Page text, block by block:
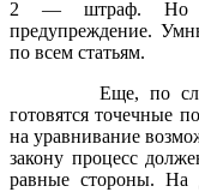
2 — штраф. Но
предупреждение.
по всем статьям.
Еще, по
готовятся точечные
на уравнивание
закону процесс
равные стороны. На